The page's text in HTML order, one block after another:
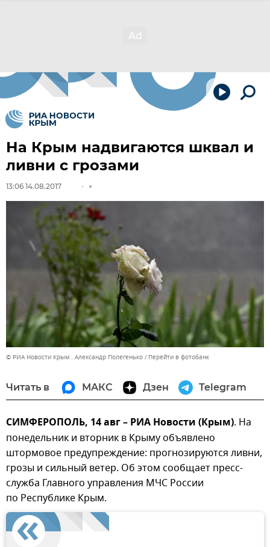
На Крым надвигаются шквал и
ливни с грозами
13:06 14.08.2017
© РИА Новости Крым . Александр Полегенько Перейти в фотобанк
Читать в МАКС Дзен Telegram
СИМФЕРОПОЛЬ, 14 авг – РИА Новости (Крым). На
понедельник и вторник в Крыму объявлено
штормовое предупреждение: прогнозируются ливни,
грозы и сильный ветер. Об этом сообщает пресс-
служба Главного управления МЧС России
по Республике Крым.